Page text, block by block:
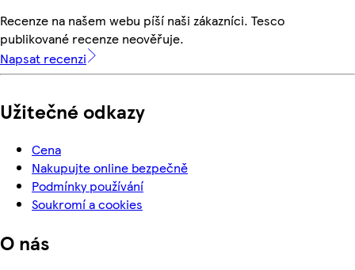
Recenze na našem webu píší naši zákazníci. Tesco
publikované recenze neověřuje.
Napsat recenzi
Užitečné odkazy
Cena
Nakupujte online bezpečně
Podmínky používání
Soukromí a cookies
O nás